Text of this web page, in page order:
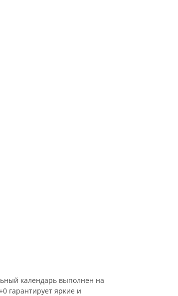
календарь выполнен на
гарантирует яркие и